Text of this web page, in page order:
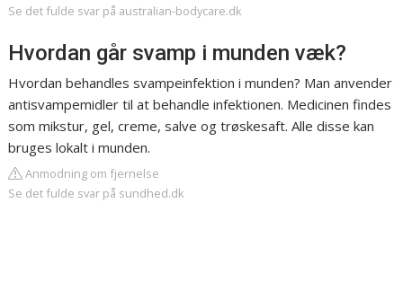
Se det fulde svar på australian-bodycare.dk
Hvordan går svamp i munden væk?
Hvordan behandles svampeinfektion i munden? Man anvender
antisvampemidler til at behandle infektionen. Medicinen findes
som mikstur, gel, creme, salve og trøskesaft. Alle disse kan
bruges lokalt i munden.
Anmodning om fjernelse
Se det fulde svar på sundhed.dk